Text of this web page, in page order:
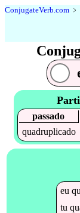
ConjugateVerb.com ﹥
passado
quadruplicado
eu
tu